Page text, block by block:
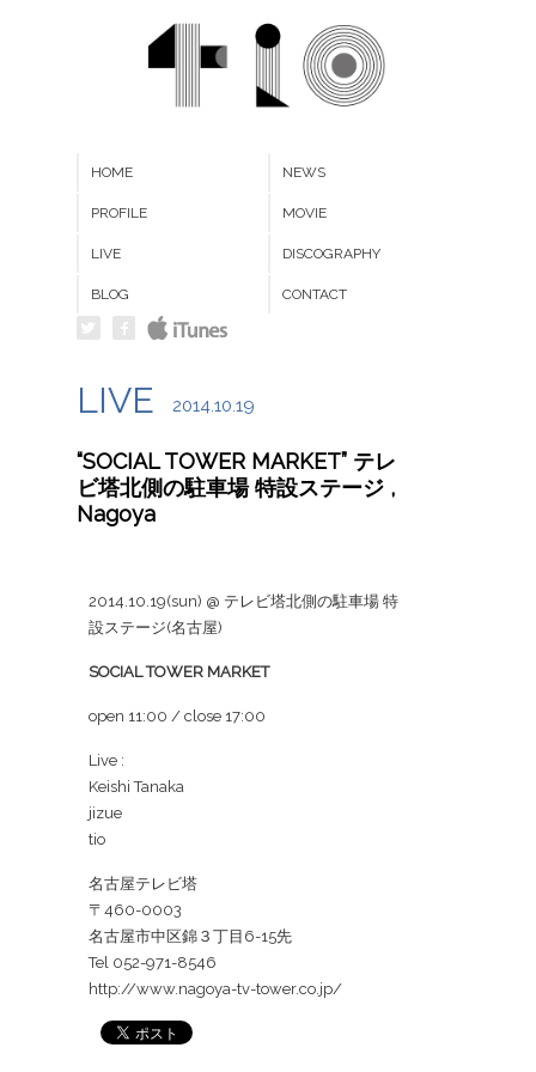
HOME NEWS
PROFILE MOVIE
LIVE DISCOGRAPHY
BLOG CONTACT
LIVE 2014.10.19
“SOCIAL TOWER MARKET” テレ
ビ塔北側の駐車場 特設ステージ ,
Nagoya
2014.10.19(sun) @ テレビ塔北側の駐車場 特
設ステージ(名古屋)
SOCIAL TOWER MARKET
open 11:00 / close 17:00
Live :
Keishi Tanaka
jizue
tio
名古屋テレビ塔
〒460-0003
名古屋市中区錦３丁目6-15先
Tel 052-971-8546
http://www.nagoya-tv-tower.co.jp/